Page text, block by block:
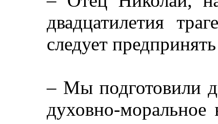
двадцатилетия
следует
– Мы подготовили
духовно-моральное